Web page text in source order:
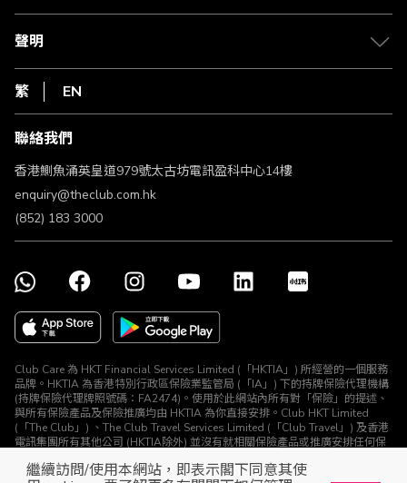
繼續訪問/使用本網站，即表示閣下同意其使
常見問題
csl.
1010
HKT
聲明
私隱聲明
使用條款
條款及細則
不歧視及不騷擾聲明
認可牌照及通告
繁 EN
聯絡我們
香港鰂魚涌英皇道979號太古坊電訊盈科中心14樓
enquiry@theclub.com.hk
(852) 183 3000
Club Care 為 HKT Financial Services Limited (「HKTIA」) 所經營的一個服務
品牌。HKTIA 為香港特別行政區保險業監管局 (「IA」) 下的持牌保險代理機構
(持牌保險代理牌照號碼：FA2474)。使用於此網站內所有對「保險」的提述、
與所有保險產品及保險推廣均由 HKTIA 為你直接安排。Club HKT Limited
(「The Club」) 、The Club Travel Services Limited (「Club Travel」) 及香港
電訊集團所有其他公司 (HKTIA除外) 並沒有就相關保險產品或推廣安排任何保
© The Club 2026. 保留所有權利